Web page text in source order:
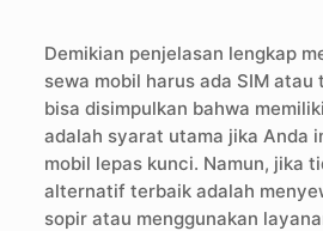
Demikian penjelasan lengkap
sewa mobil harus ada SIM
bisa disimpulkan bahwa
adalah syarat utama jika Anda
mobil lepas kunci. Namun, jika
alternatif terbaik adalah
sopir atau menggunakan